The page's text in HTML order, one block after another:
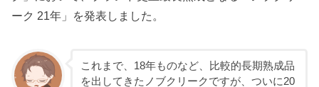
ーク 21年」を発表しました。
これまで、18年ものなど、比較的長期熟成品
を出してきたノブクリークですが、ついに20